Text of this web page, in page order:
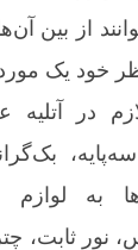
از بین
خود یک مورد
در آتلیه
به لوازم
نور ثابت،